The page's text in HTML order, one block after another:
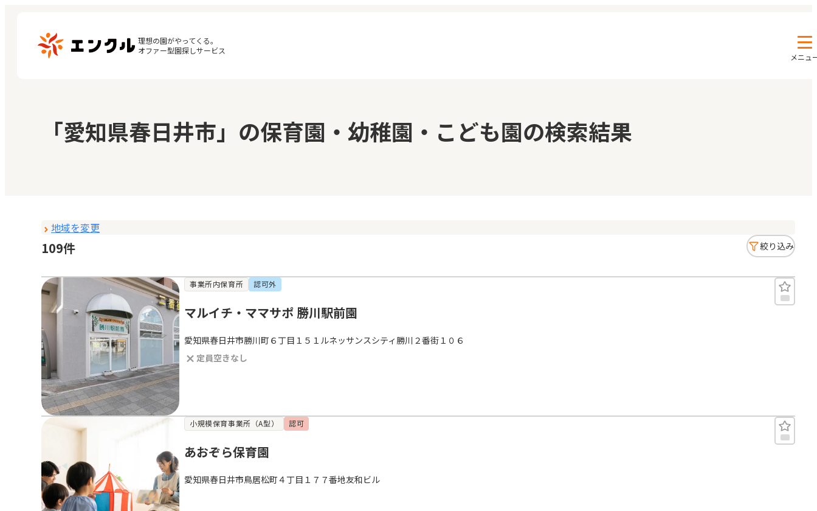
理想の園がやってくる。
オファー型園探しサービス
メニュ
保育園・幼稚園を探す
地図から探す
閲覧履歴
お気に入り
メッセージ
おすすめの園
「愛知県春日井市」の保育園・幼稚園・こども園の検索結果
地域を変更
109件 絞り込み
事業所内保育所 認可外
マルイチ・ママサポ 勝川駅前園
愛知県春日井市勝川町６丁目１５１ルネッサンスシティ勝川２番街１０６
定員空きなし
小規模保育事業所（A型） 認可
あおぞら保育園
愛知県春日井市鳥居松町４丁目１７７番地友和ビル